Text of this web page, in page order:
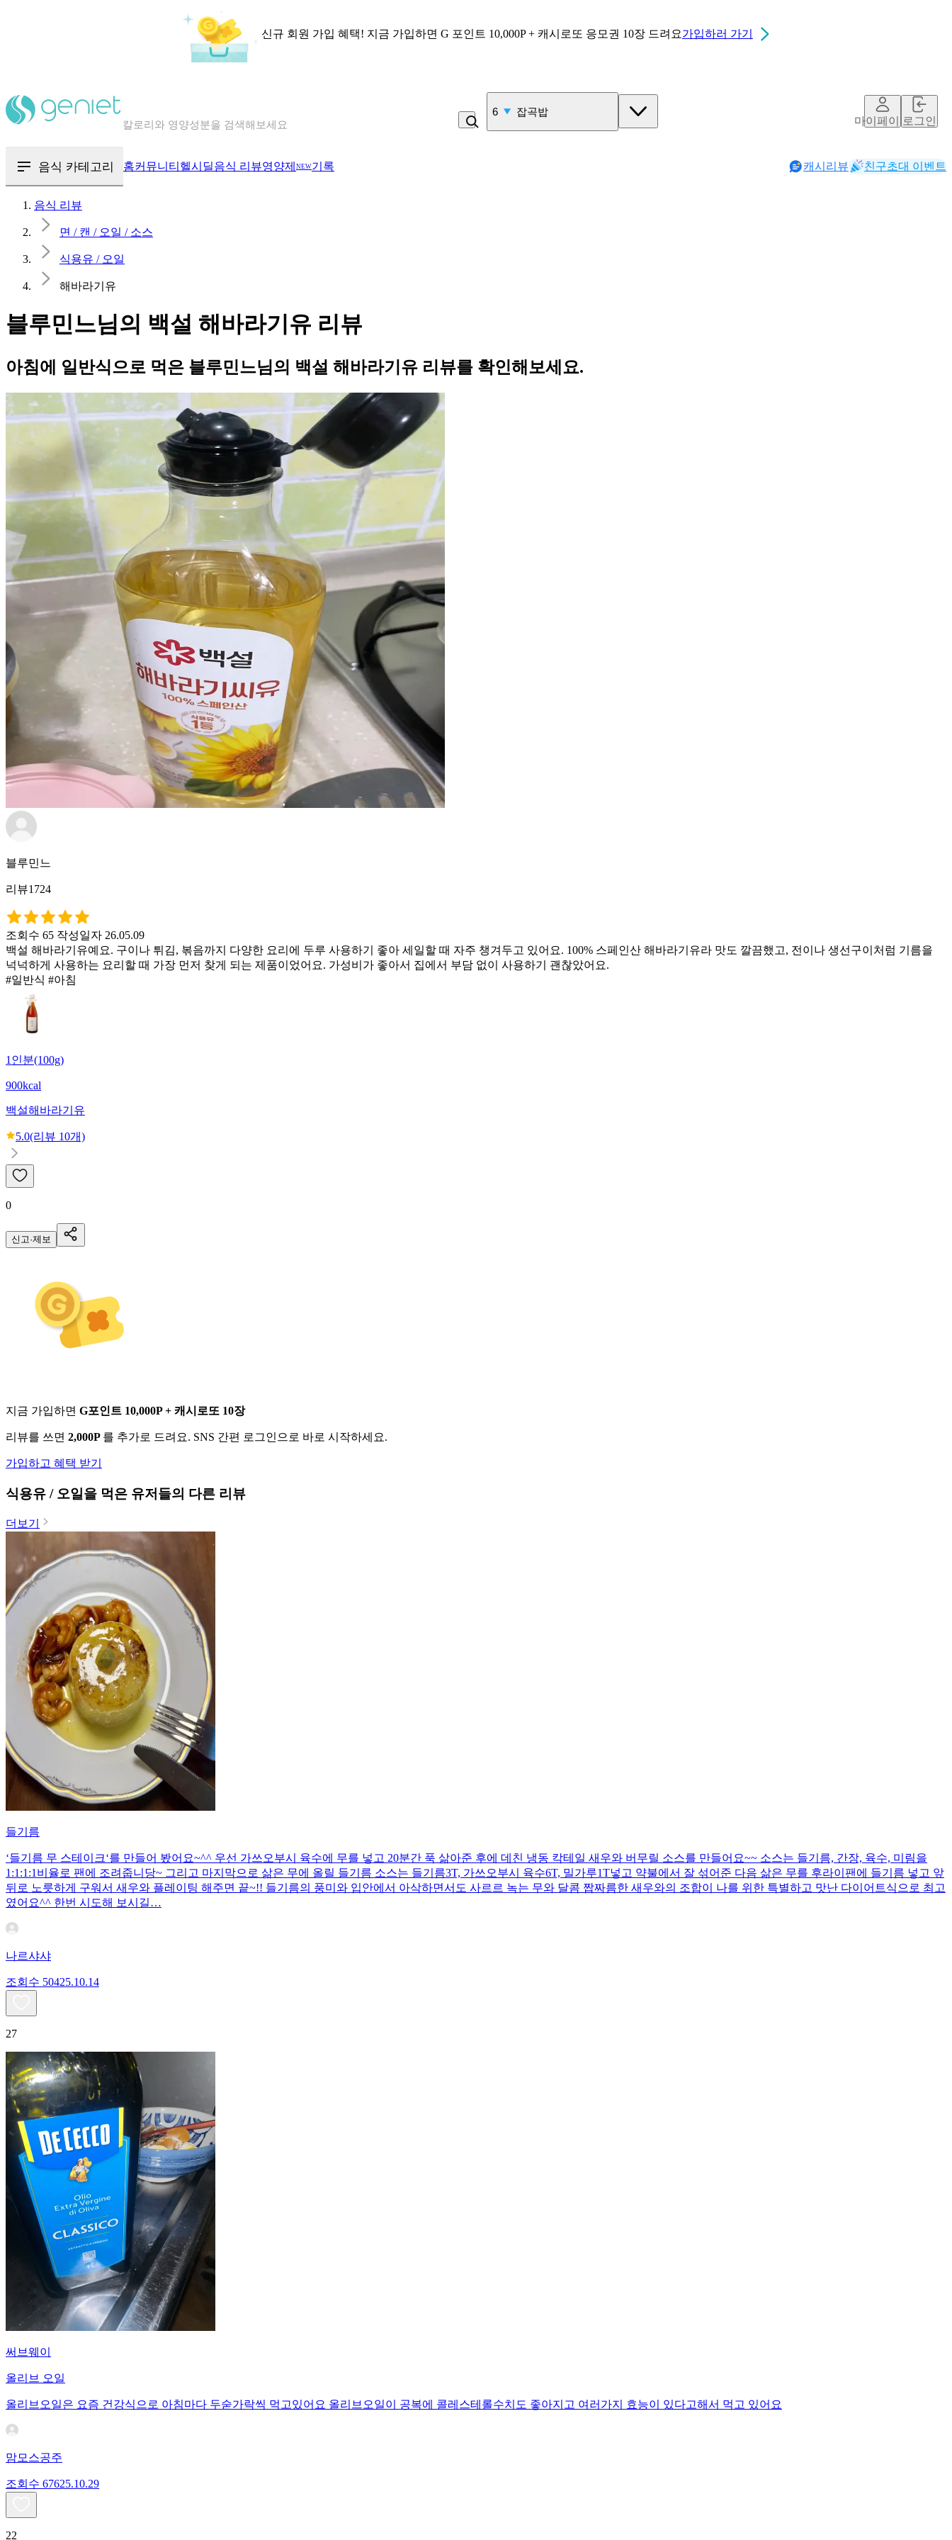
신규 회원 가입 혜택! 지금 가입하면 G 포인트 10,000P + 캐시로또 응모권 10장 드려요가입하러 가기
칼로리와 영양성분을 검색해보세요
7 김밥
마이페이지로그인
음식 카테고리 홈커뮤니티 헬시딜음식 리뷰영양제 NEW기록 캐시리뷰 친구초대 이벤트
음식 리뷰
면 / 캔 / 오일 / 소스
식용유 / 오일
해바라기유
블루민느님의 백설 해바라기유 리뷰
아침에 일반식으로 먹은 블루민느님의 백설 해바라기유 리뷰를 확인해보세요.
블루민느
리뷰1724
조회수 65 작성일자 26.05.09
백설 해바라기유예요. 구이나 튀김, 볶음까지 다양한 요리에 두루 사용하기 좋아 세일할 때 자주 챙겨두고 있어요. 100% 스페인산 해바라기유라 맛도 깔끔했고, 전이나 생선구이처럼 기름을
넉넉하게 사용하는 요리할 때 가장 먼저 찾게 되는 제품이었어요. 가성비가 좋아서 집에서 부담 없이 사용하기 괜찮았어요.
#일반식 #아침
1인분(100g)
900kcal
백설해바라기유
5.0(리뷰 10개)
0
신고·제보
지금 가입하면 G포인트 10,000P + 캐시로또 10장
리뷰를 쓰면 2,000P 를 추가로 드려요. SNS 간편 로그인으로 바로 시작하세요.
가입하고 혜택 받기
식용유 / 오일 을 먹은 유저들의 다른 리뷰
더보기
들기름
‘들기름 무 스테이크‘를 만들어 봤어요~^^ 우선 가쓰오부시 육수에 무를 넣고 20분간 푹 삶아준 후에 데친 냉동 칵테일 새우와 버무릴 소스를 만들어요~~ 소스는 들기름, 간장, 육수, 미림을
1:1:1:1비율로 팬에 조려줍니당~ 그리고 마지막으로 삶은 무에 올릴 들기름 소스는 들기름3T, 가쓰오부시 육수6T, 밀가루1T넣고 약불에서 잘 섞어준 다음 삶은 무를 후라이팬에 들기름 넣고 앞
뒤로 노릇하게 구워서 새우와 플레이팅 해주면 끝~!! 들기름의 풍미와 입안에서 아삭하면서도 사르르 녹는 무와 달콤 짭짜름한 새우와의 조합이 나를 위한 특별하고 맛난 다이어트식으로 최고
였어요^^ 한번 시도해 보시길…
나르샤샤
조회수 50425.10.14
27
써브웨이
올리브 오일
올리브오일은 요즘 건강식으로 아침마다 두숟가락씩 먹고있어요 올리브오일이 공복에 콜레스테롤수치도 좋아지고 여러가지 효능이 있다고해서 먹고 있어요
맘모스공주
조회수 67625.10.29
22